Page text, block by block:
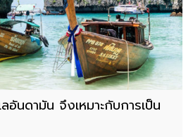
อันดามัน จึงเหมาะกับการเป็น